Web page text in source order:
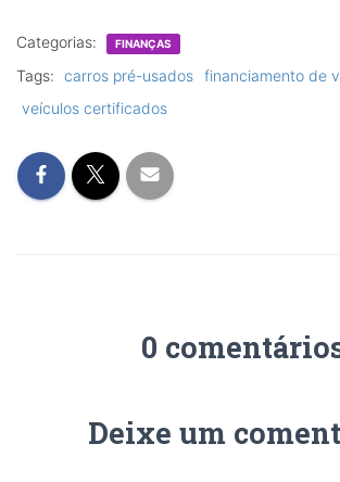
Categorias: FINANÇAS
Tags: carros pré-usados financiamento de
veículos certificados
0
Deixe um